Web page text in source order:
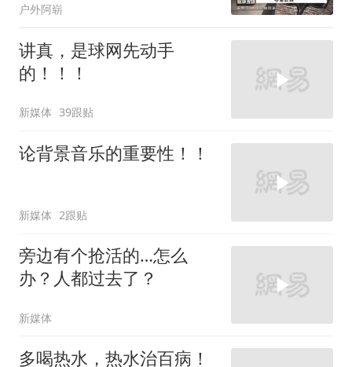
户外阿崭
讲真，是球网先动手
的！！！
新媒体 39跟贴
论背景音乐的重要性！！
新媒体 2跟贴
旁边有个抢活的…怎么
办？人都过去了？
新媒体
多喝热水，热水治百病！